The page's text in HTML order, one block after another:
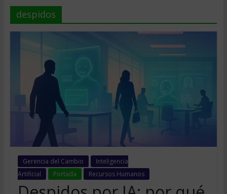
despidos
Gerencia del Cambio
Inteligencia
Artificial
Portada Recursos Humanos